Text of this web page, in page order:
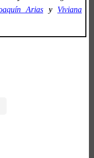
Arias y Viviana